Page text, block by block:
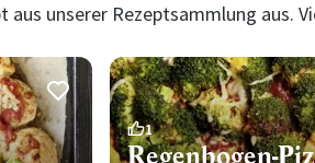
aus unserer Rezeptsammlung aus.
1